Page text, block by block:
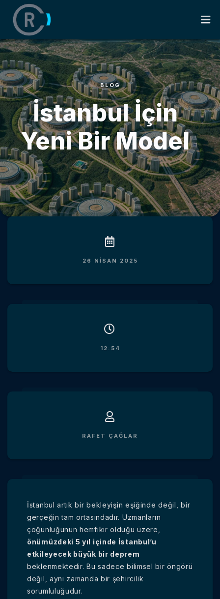
ANASAYFA
HAKKIMDA
KITAPLAR
SÖZLER
BLOG
BLOG
İstanbul İçin
Yeni Bir Model
26 NISAN 2025
12:54
RAFET ÇAĞLAR
İstanbul artık bir bekleyişin eşiğinde değil, bir
gerçeğin tam ortasındadır. Uzmanların
çoğunluğunun hemfikir olduğu üzere,
önümüzdeki 5 yıl içinde İstanbul’u
etkileyecek büyük bir deprem
beklenmektedir. Bu sadece bilimsel bir öngörü
değil, aynı zamanda bir şehircilik
sorumluluğudur.